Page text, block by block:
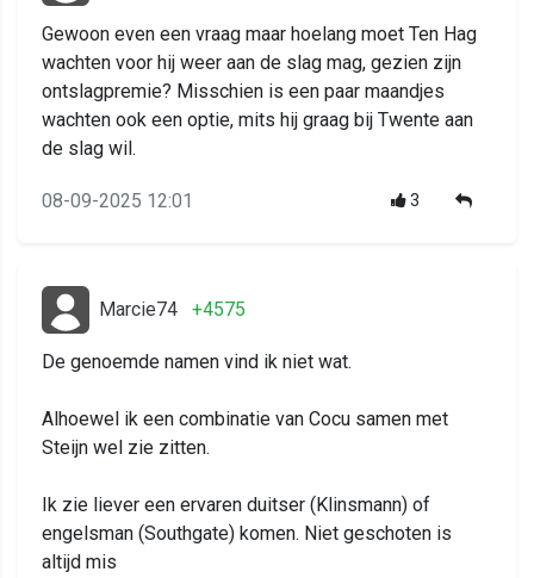
Gewoon even een vraag maar hoelang moet Ten Hag
wachten voor hij weer aan de slag mag, gezien zijn
ontslagpremie? Misschien is een paar maandjes
wachten ook een optie, mits hij graag bij Twente aan
de slag wil.
08-09-2025 12:01 3
Marcie74 +4575
De genoemde namen vind ik niet wat.
Alhoewel ik een combinatie van Cocu samen met
Steijn wel zie zitten.
Ik zie liever een ervaren duitser (Klinsmann) of
engelsman (Southgate) komen. Niet geschoten is
altijd mis